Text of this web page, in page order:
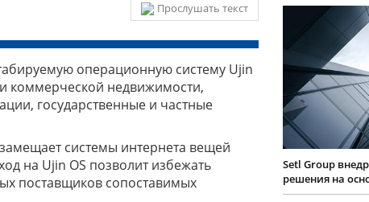
Прослушать текст
операционную систему Ujin
коммерческой недвижимости,
государственные и частные
системы интернета вещей
на Ujin OS позволит избежать
поставщиков сопоставимых
Setl Group
решения на